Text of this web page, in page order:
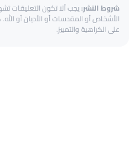
شروط النشر:يجب ألا تكون التعليقات
الأشخاص أو المقدسات أو الأديان أو
على الكراهية والتمييز.